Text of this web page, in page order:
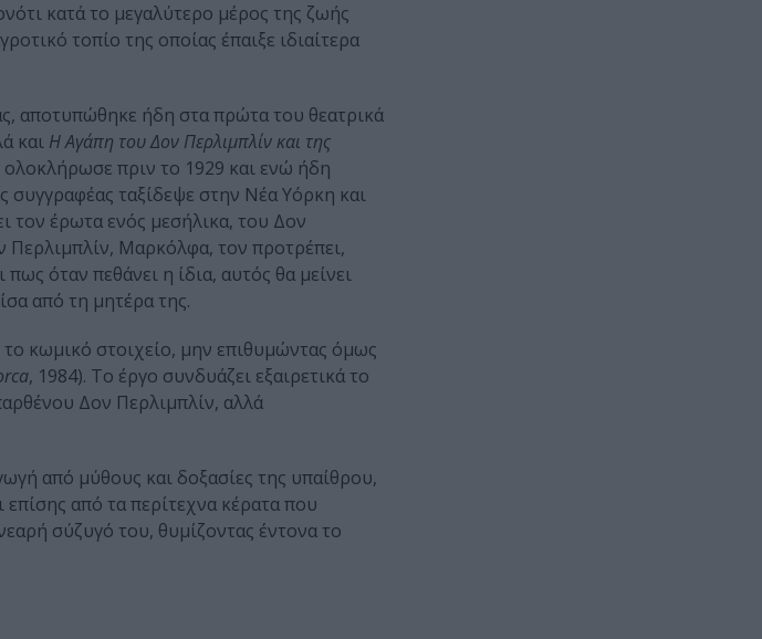
κατά το μεγαλύτερο μέρος της ζωής
τοπίο της οποίας έπαιξε ιδιαίτερα
αποτυπώθηκε ήδη στα πρώτα του θεατρικά
και Η Αγάπη του Δον Περλιμπλίν και της
ολοκλήρωσε πριν το 1929 και ενώ ήδη
συγγραφέας ταξίδεψε στην Νέα Υόρκη και
τον έρωτα ενός μεσήλικα, του Δον
Περλιμπλίν, Μαρκόλφα, τον προτρέπει,
όταν πεθάνει η ίδια, αυτός θα μείνει
από τη μητέρα της.
το κωμικό στοιχείο, μην επιθυμώντας όμως
, 1984). Το έργο συνδυάζει εξαιρετικά το
Δον Περλιμπλίν, αλλά
από μύθους και δοξασίες της υπαίθρου,
από τα περίτεχνα κέρατα που
σύζυγό του, θυμίζοντας έντονα το